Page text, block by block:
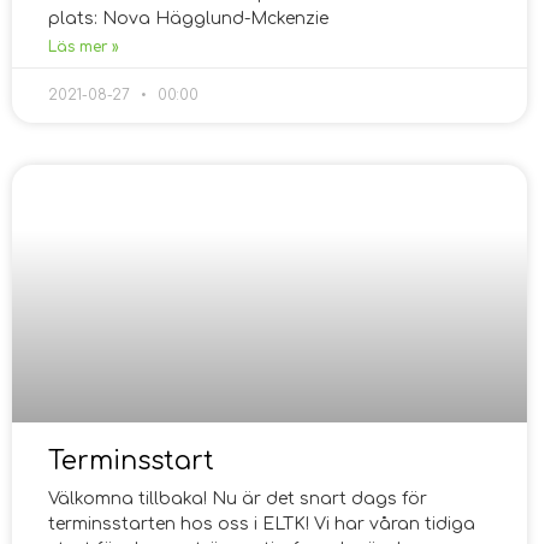
plats: Nova Hägglund-Mckenzie
Läs mer »
2021-08-27 00:00
Terminsstart
Välkomna tillbaka! Nu är det snart dags för
terminsstarten hos oss i ELTK! Vi har våran tidiga